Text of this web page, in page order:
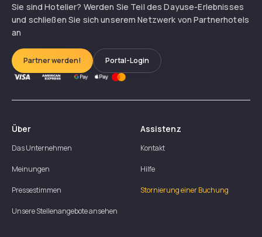
Sie sind Hotelier? Werden Sie Teil des Dayuse-Erlebnisses
und schließen Sie sich unserem Netzwerk von Partnerhotels
an
Partner werden! Portal-Login
Über
Das Unternehmen
Meinungen
Pressestimmen
Unsere Stellenangebote ansehen
Assistenz
Kontakt
Hilfe
Stornierung einer Buchung